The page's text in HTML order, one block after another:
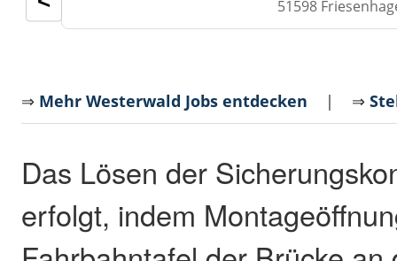
51598
⇒ Mehr Westerwald Jobs entdecken | ⇒
Das Lösen der
erfolgt, indem